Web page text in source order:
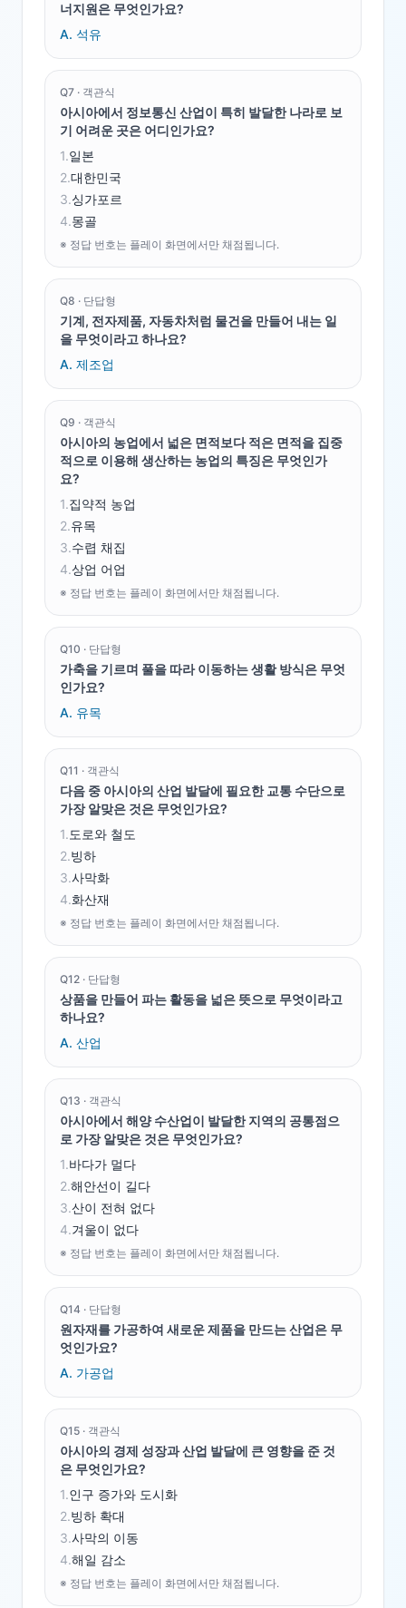
너지원은 무엇인가요?
A. 석유
Q7 · 객관식
아시아에서 정보통신 산업이 특히 발달한 나라로 보
기 어려운 곳은 어디인가요?
1.일본
2.대한민국
3.싱가포르
4.몽골
※ 정답 번호는 플레이 화면에서만 채점됩니다.
Q8 · 단답형
기계, 전자제품, 자동차처럼 물건을 만들어 내는 일
을 무엇이라고 하나요?
A. 제조업
Q9 · 객관식
아시아의 농업에서 넓은 면적보다 적은 면적을 집중
적으로 이용해 생산하는 농업의 특징은 무엇인가
요?
1.집약적 농업
2.유목
3.수렵 채집
4.상업 어업
※ 정답 번호는 플레이 화면에서만 채점됩니다.
Q10 · 단답형
가축을 기르며 풀을 따라 이동하는 생활 방식은 무엇
인가요?
A. 유목
Q11 · 객관식
다음 중 아시아의 산업 발달에 필요한 교통 수단으로
가장 알맞은 것은 무엇인가요?
1.도로와 철도
2.빙하
3.사막화
4.화산재
※ 정답 번호는 플레이 화면에서만 채점됩니다.
Q12 · 단답형
상품을 만들어 파는 활동을 넓은 뜻으로 무엇이라고
하나요?
A. 산업
Q13 · 객관식
아시아에서 해양 수산업이 발달한 지역의 공통점으
로 가장 알맞은 것은 무엇인가요?
1.바다가 멀다
2.해안선이 길다
3.산이 전혀 없다
4.겨울이 없다
※ 정답 번호는 플레이 화면에서만 채점됩니다.
Q14 · 단답형
원자재를 가공하여 새로운 제품을 만드는 산업은 무
엇인가요?
A. 가공업
Q15 · 객관식
아시아의 경제 성장과 산업 발달에 큰 영향을 준 것
은 무엇인가요?
1.인구 증가와 도시화
2.빙하 확대
3.사막의 이동
4.해일 감소
※ 정답 번호는 플레이 화면에서만 채점됩니다.